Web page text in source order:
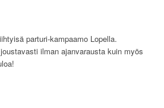
parturi-kampaamo Lopella.
ilman ajanvarausta kuin myös